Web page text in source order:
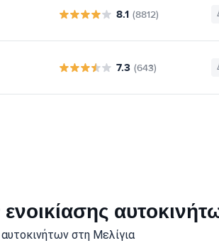
8.1 (8812)
7.3 (643)
στη Μελίγια